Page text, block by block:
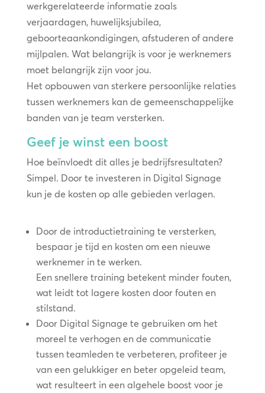
werkgerelateerde informatie zoals
verjaardagen, huwelijksjubilea,
geboorteaankondigingen, afstuderen of andere
mijlpalen. Wat belangrijk is voor je werknemers
moet belangrijk zijn voor jou.
Het opbouwen van sterkere persoonlijke relaties
tussen werknemers kan de gemeenschappelijke
banden van je team versterken.
Geef je winst een boost
Hoe beïnvloedt dit alles je bedrijfsresultaten?
Simpel. Door te investeren in Digital Signage
kun je de kosten op alle gebieden verlagen.
Door de introductietraining te versterken,
bespaar je tijd en kosten om een nieuwe
werknemer in te werken.
Een snellere training betekent minder fouten,
wat leidt tot lagere kosten door fouten en
stilstand.
Door Digital Signage te gebruiken om het
moreel te verhogen en de communicatie
tussen teamleden te verbeteren, profiteer je
van een gelukkiger en beter opgeleid team,
wat resulteert in een algehele boost voor je